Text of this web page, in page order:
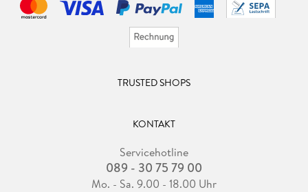
TRUSTED SHOPS
KONTAKT
Servicehotline
089 - 30 75 79 00
Mo. - Sa. 9.00 - 18.00 Uhr